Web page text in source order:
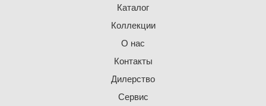
Каталог
Коллекции
О нас
Контакты
Дилерство
Сервис